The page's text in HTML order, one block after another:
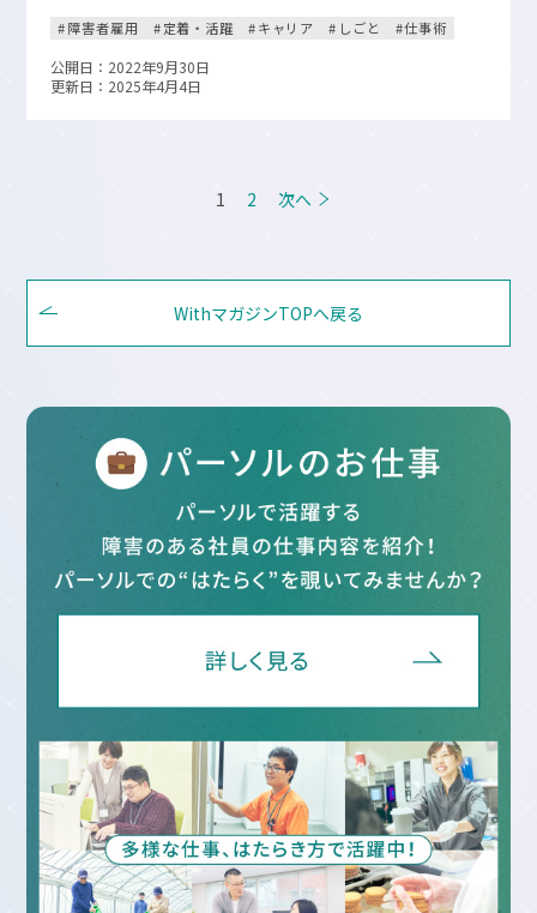
障害者雇用 定着・活躍 キャリア しごと 仕事術
公開日：2022年9月30日
更新日：2025年4月4日
ペ
ー
ジ
り
1 2 次へ
WithマガジンTOPへ戻る